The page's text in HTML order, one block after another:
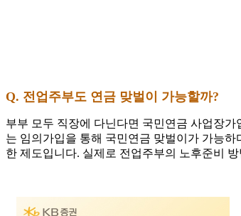
Q. 전업주부도 연금 맞벌이 가능할까?
부부 모두 직장에 다닌다면 국민연금 사업장
는 임의가입을 통해 국민연금 맞벌이가 가능
한 제도입니다. 실제로 전업주부의 노후준비